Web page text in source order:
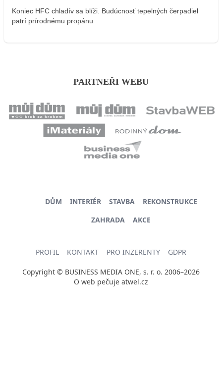
Koniec HFC chladív sa blíži. Budúcnosť tepelných čerpadiel
patrí prírodnému propánu
PARTNEŘI WEBU
DŮM INTERIÉR STAVBA
REKONSTRUKCE
ZAHRADA
AKCE
PROFIL KONTAKT PRO INZERENTY GDPR
Copyright © BUSINESS MEDIA ONE, s. r. o. 2006–2026